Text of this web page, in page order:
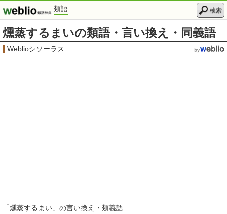
類語 検索
燻蒸するまいの類語・言い換え・同義語
Weblioシソーラス
「燻蒸するまい 」の言い換え・類義語